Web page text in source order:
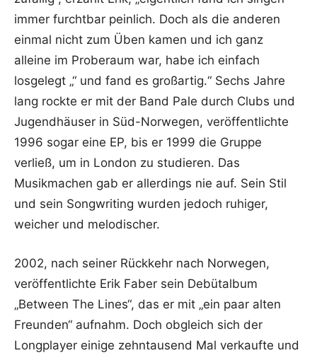
immer furchtbar peinlich. Doch als die anderen
einmal nicht zum Üben kamen und ich ganz
alleine im Proberaum war, habe ich einfach
losgelegt „“ und fand es großartig.“ Sechs Jahre
lang rockte er mit der Band Pale durch Clubs und
Jugendhäuser in Süd-Norwegen, veröffentlichte
1996 sogar eine EP, bis er 1999 die Gruppe
verließ, um in London zu studieren. Das
Musikmachen gab er allerdings nie auf. Sein Stil
und sein Songwriting wurden jedoch ruhiger,
weicher und melodischer.
2002, nach seiner Rückkehr nach Norwegen,
veröffentlichte Erik Faber sein Debütalbum
„Between The Lines“, das er mit „ein paar alten
Freunden“ aufnahm. Doch obgleich sich der
Longplayer einige zehntausend Mal verkaufte und